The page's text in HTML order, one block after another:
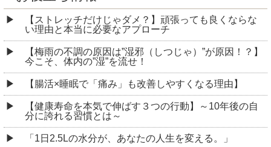
【ストレッチだけじゃダメ？】頑張っても良くならな
い理由と本当に必要なアプローチ
【梅雨の不調の原因は”湿邪（しつじゃ）”が原因！？】
今こそ、体内の”湿”を流せ！
【腸活×睡眠で「痛み」も改善しやすくなる理由】
【健康寿命を本気で伸ばす３つの行動】～10年後の自
分に誇れる習慣とは～
「1日2.5Lの水分が、あなたの人生を変える。」